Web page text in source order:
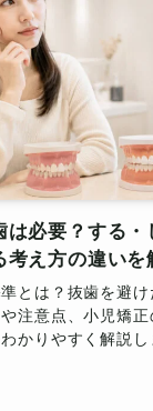
は必要？する・
考え方の違いを
とは？抜歯を避
注意点、小児矯
かりやすく解説し